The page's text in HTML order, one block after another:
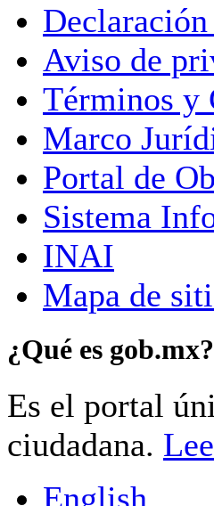
Aviso de
Términos y
Marco
Portal de
Sistema
INAI
Mapa de
¿Qué es gob.mx?
Es el portal
ciudadana.
English